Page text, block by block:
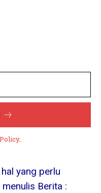
.
yang perlu
Berita :